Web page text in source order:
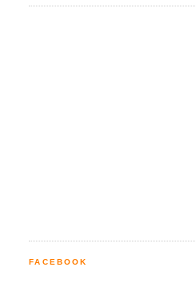
FACEBOOK